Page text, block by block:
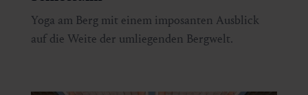
Yoga am Berg mit einem imposanten Ausblick
auf die Weite der umliegenden Bergwelt.